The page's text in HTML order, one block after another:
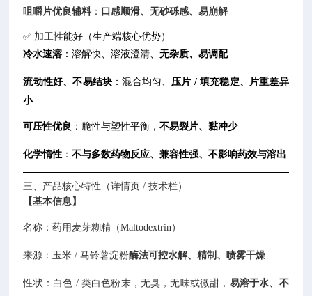
咀嚼片优良辅料 ： 口感顺滑、无砂砾感、易崩解
✅ 加工性能好 （生产端核心优势）
冷水速溶 ：溶解快、溶液澄清、无杂质、易调配
流动性好、不易结块 ：混合均匀、压片 / 填充稳定、片重差异
小
可压性优良 ：脆性与塑性平衡，不易裂片、黏冲少
化学惰性 ：不与多数药物反应、兼容性强、不影响药效与溶出
三、产品核心特性（详情页 / 技术栏）
【基本信息】
名称：药用麦芽糊精（Maltodextrin）
来源：玉米 / 马铃薯淀粉酶法可控水解、精制、喷雾干燥
性状：白色 / 类白色粉末，无臭，无味或微甜， 易溶于水、不